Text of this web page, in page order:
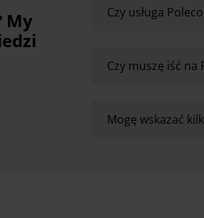
My
Czy usługa
Czy muszę iść na
Mogę wskazać